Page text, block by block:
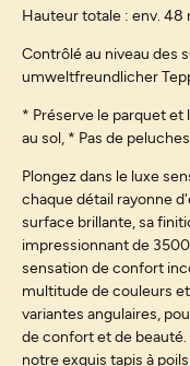
Hauteur totale : env. 48
Contrôlé au niveau des
umweltfreundlicher
* Préserve le parquet
au sol, * Pas de
Plongez dans le luxe
chaque détail rayonne
surface brillante, sa
impressionnant de
sensation de confort
multitude de couleurs
variantes angulaires,
de confort et de
notre exquis tapis à poils